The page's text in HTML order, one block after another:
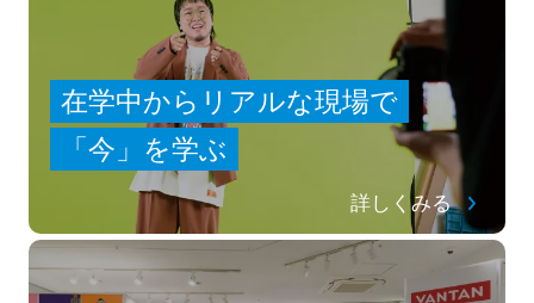
在学中からリアルな現場で
「今」を学ぶ
詳しくみる